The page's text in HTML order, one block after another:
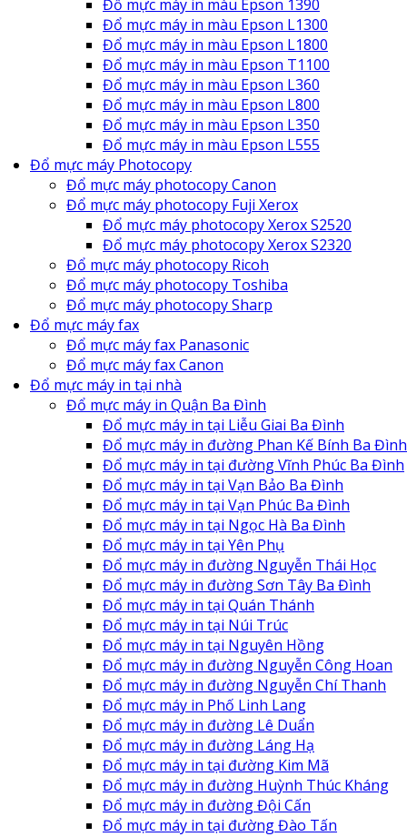
Đổ mực máy in màu Epson 1390
Đổ mực máy in màu Epson L1300
Đổ mực máy in màu Epson L1800
Đổ mực máy in màu Epson T1100
Đổ mực máy in màu Epson L360
Đổ mực máy in màu Epson L800
Đổ mực máy in màu Epson L350
Đổ mực máy in màu Epson L555
Đổ mực máy Photocopy
Đổ mực máy photocopy Canon
Đổ mực máy photocopy Fuji Xerox
Đổ mực máy photocopy Xerox S2520
Đổ mực máy photocopy Xerox S2320
Đổ mực máy photocopy Ricoh
Đổ mực máy photocopy Toshiba
Đổ mực máy photocopy Sharp
Đổ mực máy fax
Đổ mực máy fax Panasonic
Đổ mực máy fax Canon
Đổ mực máy in tại nhà
Đổ mực máy in Quận Ba Đình
Đổ mực máy in tại Liễu Giai Ba Đình
Đổ mực máy in đường Phan Kế Bính Ba Đình
Đổ mực máy in tại đường Vĩnh Phúc Ba Đình
Đổ mực máy in tại Vạn Bảo Ba Đình
Đổ mực máy in tại Vạn Phúc Ba Đình
Đổ mực máy in tại Ngọc Hà Ba Đình
Đổ mực máy in tại Yên Phụ
Đổ mực máy in đường Nguyễn Thái Học
Đổ mực máy in đường Sơn Tây Ba Đình
Đổ mực máy in tại Quán Thánh
Đổ mực máy in tại Núi Trúc
Đổ mực máy in tại Nguyên Hồng
Đổ mực máy in đường Nguyễn Công Hoan
Đổ mực máy in đường Nguyễn Chí Thanh
Đổ mực máy in Phố Linh Lang
Đổ mực máy in đường Lê Duẩn
Đổ mực máy in đường Láng Hạ
Đổ mực máy in tại đường Kim Mã
Đổ mực máy in đường Huỳnh Thúc Kháng
Đổ mực máy in đường Đội Cấn
Đổ mực máy in tại đường Đào Tấn